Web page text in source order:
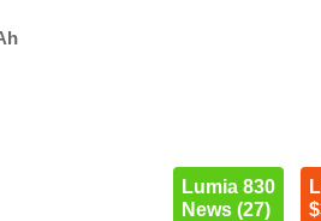
Lumia 830
News (27)